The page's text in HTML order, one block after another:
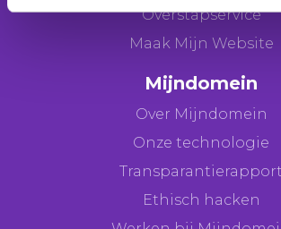
Overstapservice
Maak Mijn Website
Mijndomein
Over Mijndomein
Onze technologie
Transparantierapport
Ethisch hacken